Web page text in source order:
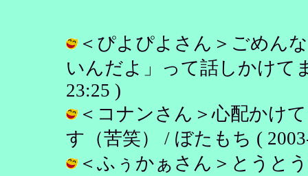
＜ぴよぴよさん＞ごめん
いんだよ」って話しかけて
23:25 )
＜コナンさん＞心配かけ
す（苦笑） / ぼたもち (
＜ふぅかぁさん＞とうと